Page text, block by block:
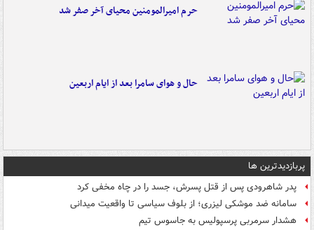
حرم امیرالمومنین محیای آخر صفر شد
حال و هوای سامرا بعد از ایام اربعین
پربازدیدترین ها
پدر شاهرودی پس از قتل پسرش، جسد را در چاه مخفی کرد
سامانه ضد موشکی لیزری؛ از بلوف سیاسی تا واقعیت میدانی
هشدار سرمربی پرسپولیس به جاسوس تیم